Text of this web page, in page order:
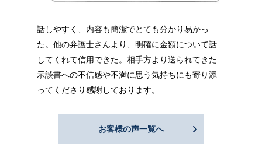
話しやすく、内容も簡潔でとても分かり易かっ
た。他の弁護士さんより、明確に金額について話
してくれて信用できた。相手方より送られてきた
示談書への不信感や不満に思う気持ちにも寄り添
ってくださり感謝しております。
お客様の声一覧へ